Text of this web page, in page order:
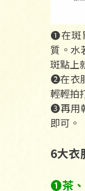
❶在斑
質。水
斑點上
❷在衣
輕輕拍
❸再用
即可。
6大衣
❶茶、